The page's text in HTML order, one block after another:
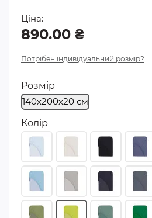
Ціна:
890.00 ₴
Потрібен індивідуальний розмір?
Розмір
140х200х20 см
Колір